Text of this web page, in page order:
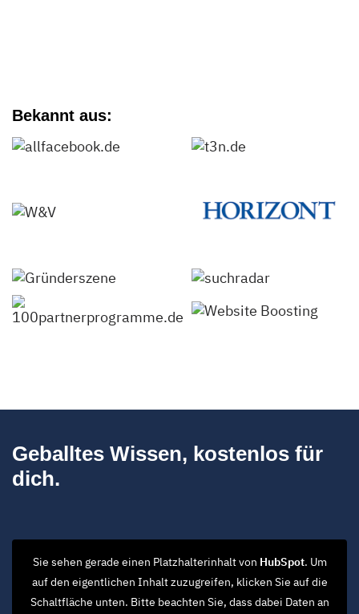
Bekannt aus:
Geballtes Wissen, kostenlos für
dich.
Sie sehen gerade einen Platzhalterinhalt von HubSpot. Um
auf den eigentlichen Inhalt zuzugreifen, klicken Sie auf die
Schaltfläche unten. Bitte beachten Sie, dass dabei Daten an